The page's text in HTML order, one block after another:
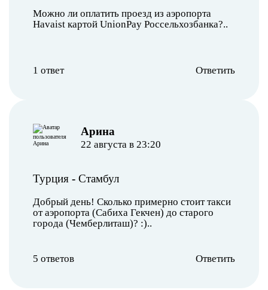
Можно ли оплатить проезд из аэропорта
Havaist картой UnionPay Россельхозбанка?..
1 ответ Ответить
Арина
22 августа в 23:20
Турция - Стамбул
Добрый день! Сколько примерно стоит такси
от аэропорта (Сабиха Гекчен) до старого
города (Чемберлиташ)? :)..
5 ответов Ответить